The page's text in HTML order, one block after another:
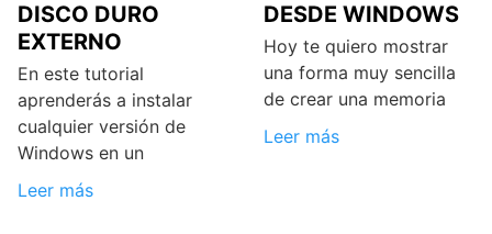
DISCO DURO
EXTERNO
En este tutorial
aprenderás a instalar
cualquier versión de
Windows en un
Leer más
DESDE WINDOWS
Hoy te quiero mostrar
una forma muy sencilla
de crear una memoria
Leer más